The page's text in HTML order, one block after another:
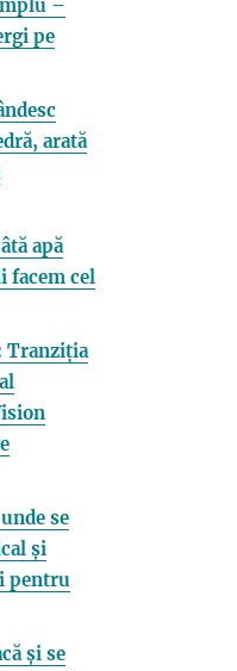
–
pe
arată
apă
facem cel
Tranziția
se
și
pentru
și se